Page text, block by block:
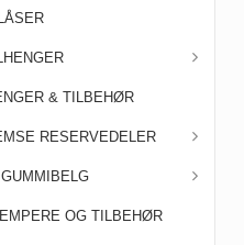
& TILBEHØR
RESERVEDELER
OG TILBEHØR